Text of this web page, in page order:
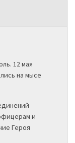
12 мая
на мысе
и
Героя